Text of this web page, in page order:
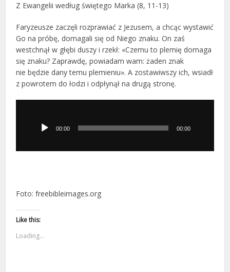
Z Ewangelii według świętego Marka (8, 11-13)
Faryzeusze zaczęli rozprawiać z Jezusem, a chcąc wystawić
Go na próbę, domagali się od Niego znaku. On zaś
westchnął w głębi duszy i rzekł: «Czemu to plemię domaga
się znaku? Zaprawdę, powiadam wam: żaden znak
nie będzie dany temu plemieniu». A zostawiwszy ich, wsiadł
z powrotem do łodzi i odpłynął na drugą stronę.
dźwiękowych00:00 00:00
Foto: freebibleimages.org
Like this:
Loading...